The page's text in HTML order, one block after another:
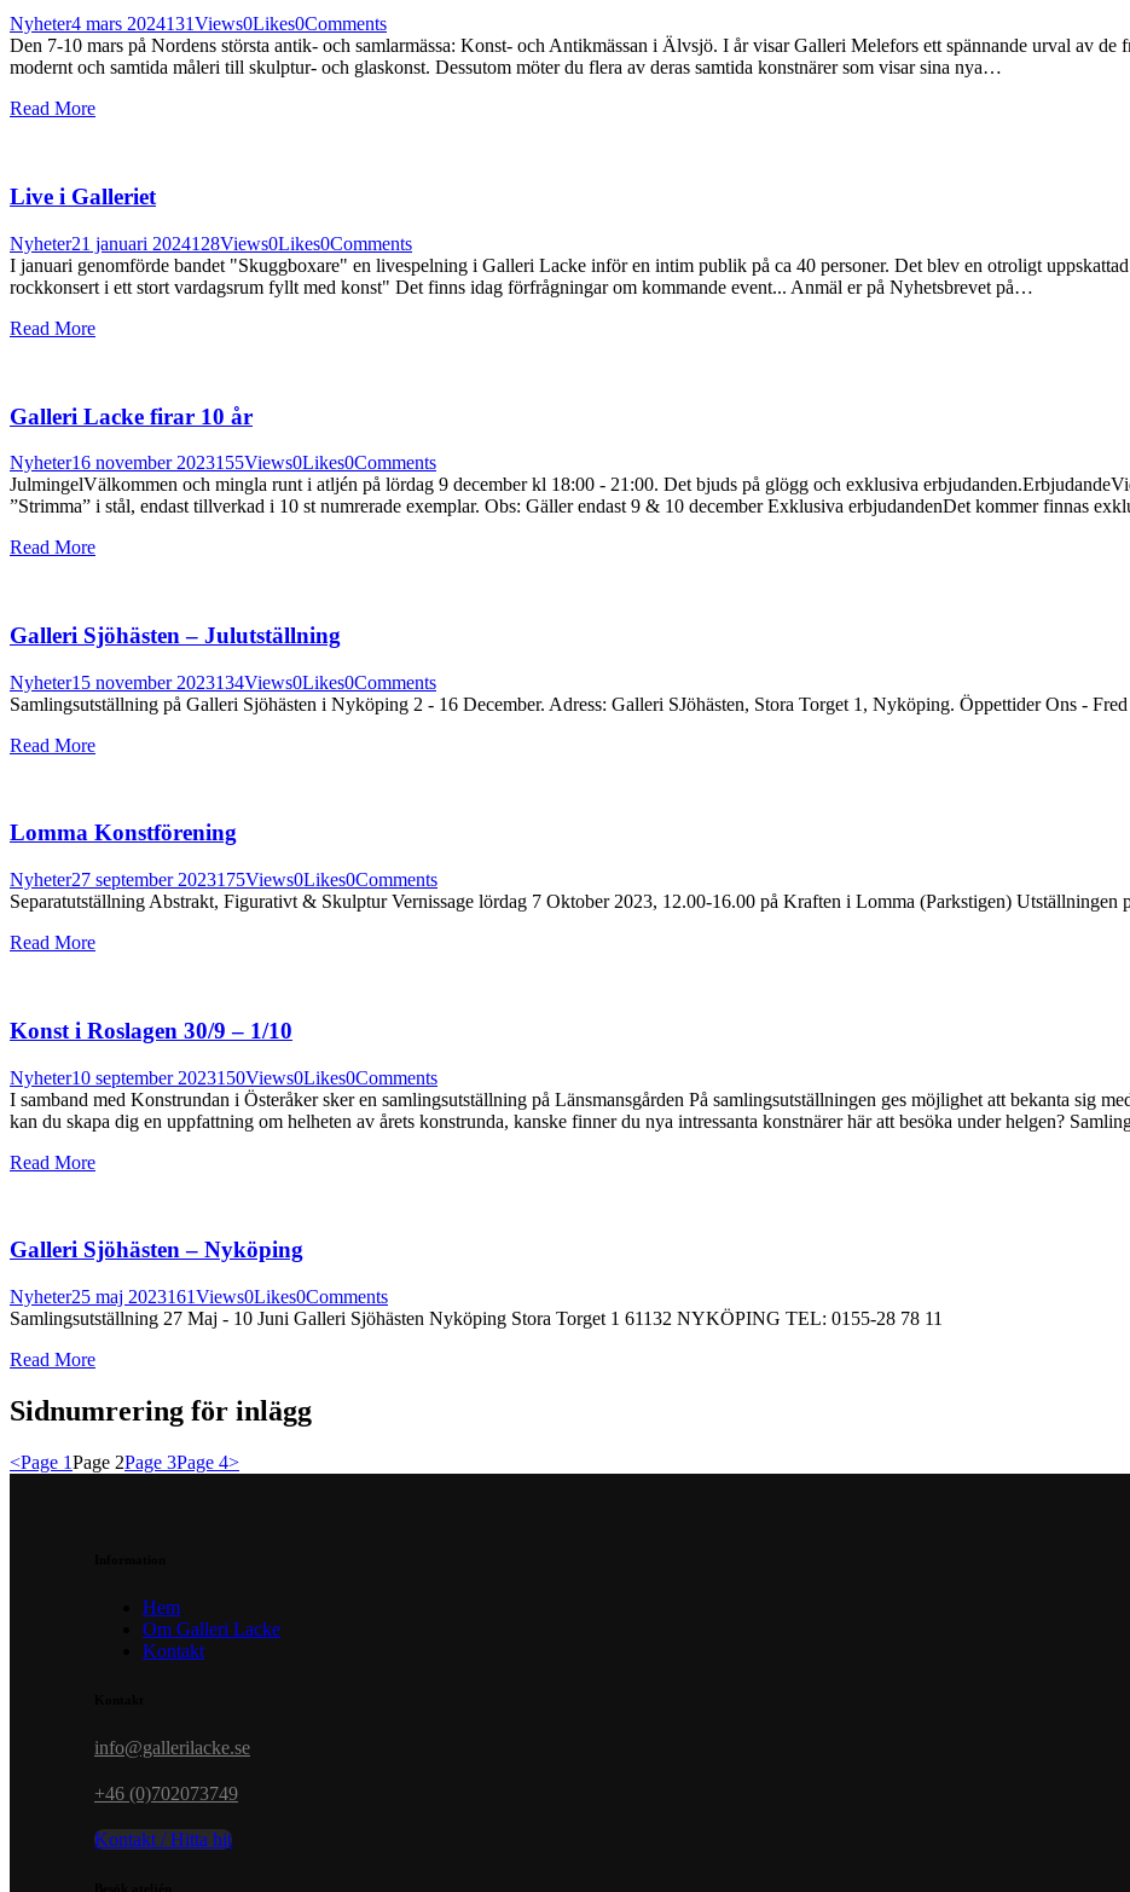
Nyheter4 mars 2024131Views0Likes0Comments
Den 7-10 mars på Nordens största antik- och samlarmässa: Konst- och Antikmässan i Älvsjö. I år visar Galleri Melefors ett spännande urval av
modernt och samtida måleri till skulptur- och glaskonst. Dessutom möter du flera av deras samtida konstnärer som visar sina nya…
Read More
Live i Galleriet
Nyheter21 januari 2024128Views0Likes0Comments
I januari genomförde bandet "Skuggboxare" en livespelning i Galleri Lacke inför en intim publik på ca 40 personer. Det blev en otroligt
rockkonsert i ett stort vardagsrum fyllt med konst" Det finns idag förfrågningar om kommande event... Anmäl er på Nyhetsbrevet på…
Read More
Galleri Lacke firar 10 år
Nyheter16 november 2023155Views0Likes0Comments
JulmingelVälkommen och mingla runt i atljén på lördag 9 december kl 18:00 - 21:00. Det bjuds på glögg och exklusiva
”Strimma” i stål, endast tillverkad i 10 st numrerade exemplar. Obs: Gäller endast 9 & 10 december Exklusiva erbjudandenDet kommer finnas
Read More
Galleri Sjöhästen – Julutställning
Nyheter15 november 2023134Views0Likes0Comments
Samlingsutställning på Galleri Sjöhästen i Nyköping 2 - 16 December. Adress: Galleri SJöhästen, Stora Torget 1, Nyköping. Öppettider Ons -
Read More
Lomma Konstförening
Nyheter27 september 2023175Views0Likes0Comments
Separatutställning Abstrakt, Figurativt & Skulptur Vernissage lördag 7 Oktober 2023, 12.00-16.00 på Kraften i Lomma (Parkstigen) Utställningen
Read More
Konst i Roslagen 30/9 – 1/10
Nyheter10 september 2023150Views0Likes0Comments
I samband med Konstrundan i Österåker sker en samlingsutställning på Länsmansgården På samlingsutställningen ges möjlighet att bekanta sig
kan du skapa dig en uppfattning om helheten av årets konstrunda, kanske finner du nya intressanta konstnärer här att besöka under helgen?
Read More
Galleri Sjöhästen – Nyköping
Nyheter25 maj 2023161Views0Likes0Comments
Samlingsutställning 27 Maj - 10 Juni Galleri Sjöhästen Nyköping Stora Torget 1 61132 NYKÖPING TEL: 0155-28 78 11
Read More
Sidnumrering för inlägg
<Page 1Page 2Page 3Page 4>
Hem
Om Galleri Lacke
Kontakt
info@gallerilacke.se
+46 (0)702073749
Kontakt / Hitta hit